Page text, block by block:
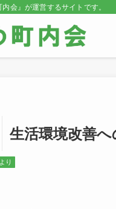
会』が運営するサイトです。
生活環境改善
り